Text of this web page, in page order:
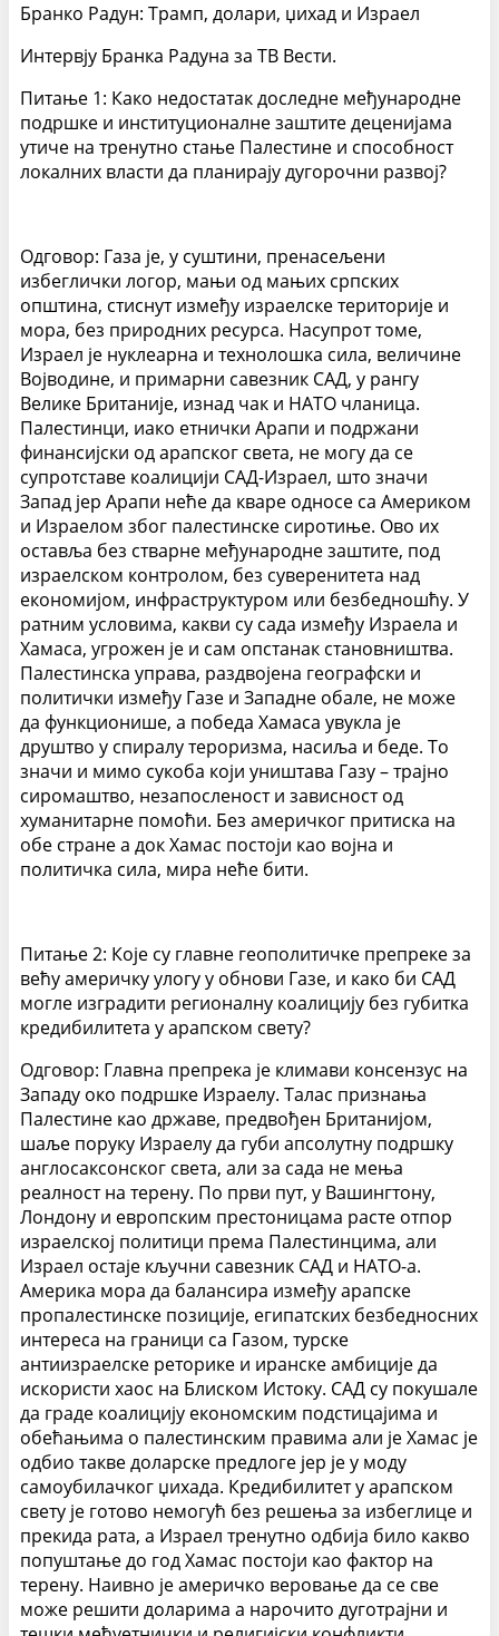
Бранко Радун: Трамп, долари, џихад и Израел
Интервју Бранка Радуна за ТВ Вести.
Питање 1: Како недостатак доследне међународне
подршке и институционалне заштите деценијама
утиче на тренутно стање Палестине и способност
локалних власти да планирају дугорочни развој?
Одговор: Газа је, у суштини, пренасељени
избеглички логор, мањи од мањих српских
општина, стиснут између израелске територије и
мора, без природних ресурса. Насупрот томе,
Израел је нуклеарна и технолошка сила, величине
Војводине, и примарни савезник САД, у рангу
Велике Британије, изнад чак и НАТО чланица.
Палестинци, иако етнички Арапи и подржани
финансијски од арапског света, не могу да се
супротставе коалицији САД-Израел, што значи
Запад јер Арапи неће да кваре односе са Америком
и Израелом због палестинске сиротиње. Ово их
оставља без стварне међународне заштите, под
израелском контролом, без суверенитета над
економијом, инфраструктуром или безбедношћу. У
ратним условима, какви су сада између Израела и
Хамаса, угрожен је и сам опстанак становништва.
Палестинска управа, раздвојена географски и
политички између Газе и Западне обале, не може
да функционише, а победа Хамаса увукла је
друштво у спиралу тероризма, насиља и беде. То
значи и мимо сукоба који уништава Газу – трајно
сиромаштво, незапосленост и зависност од
хуманитарне помоћи. Без америчког притиска на
обе стране а док Хамас постоји као војна и
политичка сила, мира неће бити.
Питање 2: Које су главне геополитичке препреке за
већу америчку улогу у обнови Газе, и како би САД
могле изградити регионалну коалицију без губитка
кредибилитета у арапском свету?
Одговор: Главна препрека је климави консензус на
Западу око подршке Израелу. Талас признања
Палестине као државе, предвођен Британијом,
шаље поруку Израелу да губи апсолутну подршку
англосаксонског света, али за сада не мења
реалност на терену. По први пут, у Вашингтону,
Лондону и европским престоницама расте отпор
израелској политици према Палестинцима, али
Израел остаје кључни савезник САД и НАТО-а.
Америка мора да балансира између арапске
пропалестинске позиције, египатских безбедносних
интереса на граници са Газом, турске
антиизраелске реторике и иранске амбиције да
искористи хаос на Блиском Истоку. САД су покушале
да граде коалицију економским подстицајима и
обећањима о палестинским правима али је Хамас је
одбио такве доларске предлоге јер је у моду
самоубилачког џихада. Кредибилитет у арапском
свету је готово немогућ без решења за избеглице и
прекида рата, а Израел тренутно одбија било какво
попуштање до год Хамас постоји као фактор на
терену. Наивно је америчко веровање да се све
може решити доларима а нарочито дуготрајни и